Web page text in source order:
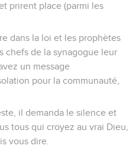
prirent place (parmi les
dans la loi et les prophètes
chefs de la synagogue leur
un message
pour la communauté,
il demanda le silence et
tous qui croyez au vrai Dieu,
vous dire.